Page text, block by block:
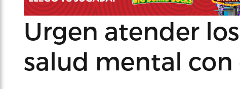
Urgen atender
salud mental